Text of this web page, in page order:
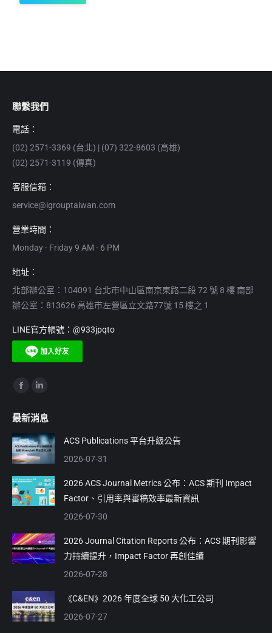
聯繫我們
電話：
(02) 2571-3369 (台北) | (07) 322-8603 (高雄)
(02) 2571-3119 (傳真)
客服信箱：
service@igrouptaiwan.com
營業時間：
Monday - Friday 9 AM - 6 PM
地址：
北部辦公室：104091 台北市中山區南京東路二段 72 號 8 樓 南部
辦公室：813626 高雄市左營區立文路77號 15 樓之 1
LINE官方帳號：@933jpqto
Find us on:
opens
in
new
opens
in
new
最新消息
ACS Publications 平台升級公告
2026-07-31
2026 ACS Journal Metrics 公布：ACS 期刊 Impact
Factor、引用率與審稿效率最新資訊
2026-07-30
2026 Journal Citation Reports 公布：ACS 期刊影響
力持續提升，Impact Factor 再創佳績
2026-07-28
《C&EN》2026 年度全球 50 大化工公司
2026-07-27